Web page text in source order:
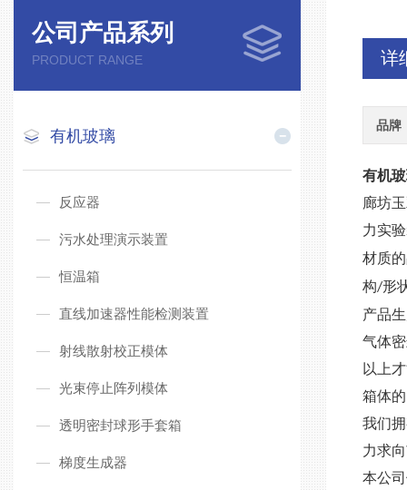
公司产品系列
PRODUCT RANGE
有机玻璃
反应器
污水处理演示装置
恒温箱
直线加速器性能检测装置
射线散射校正模体
光束停止阵列模体
透明密封球形手套箱
梯度生成器
详
品牌
有机
廊坊
力实
材质
构/形
产品
气体
以上
箱体
我们
力求
本公